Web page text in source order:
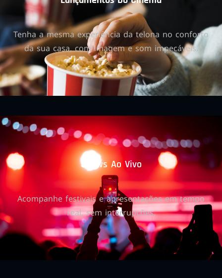
Tenha a mesma experiência da telona no conforto
da sua casa, com imagem e som impecáveis.
Shows Ao Vivo
Acompanhe festivais e apresentações em tempo
real, sem interrupções.